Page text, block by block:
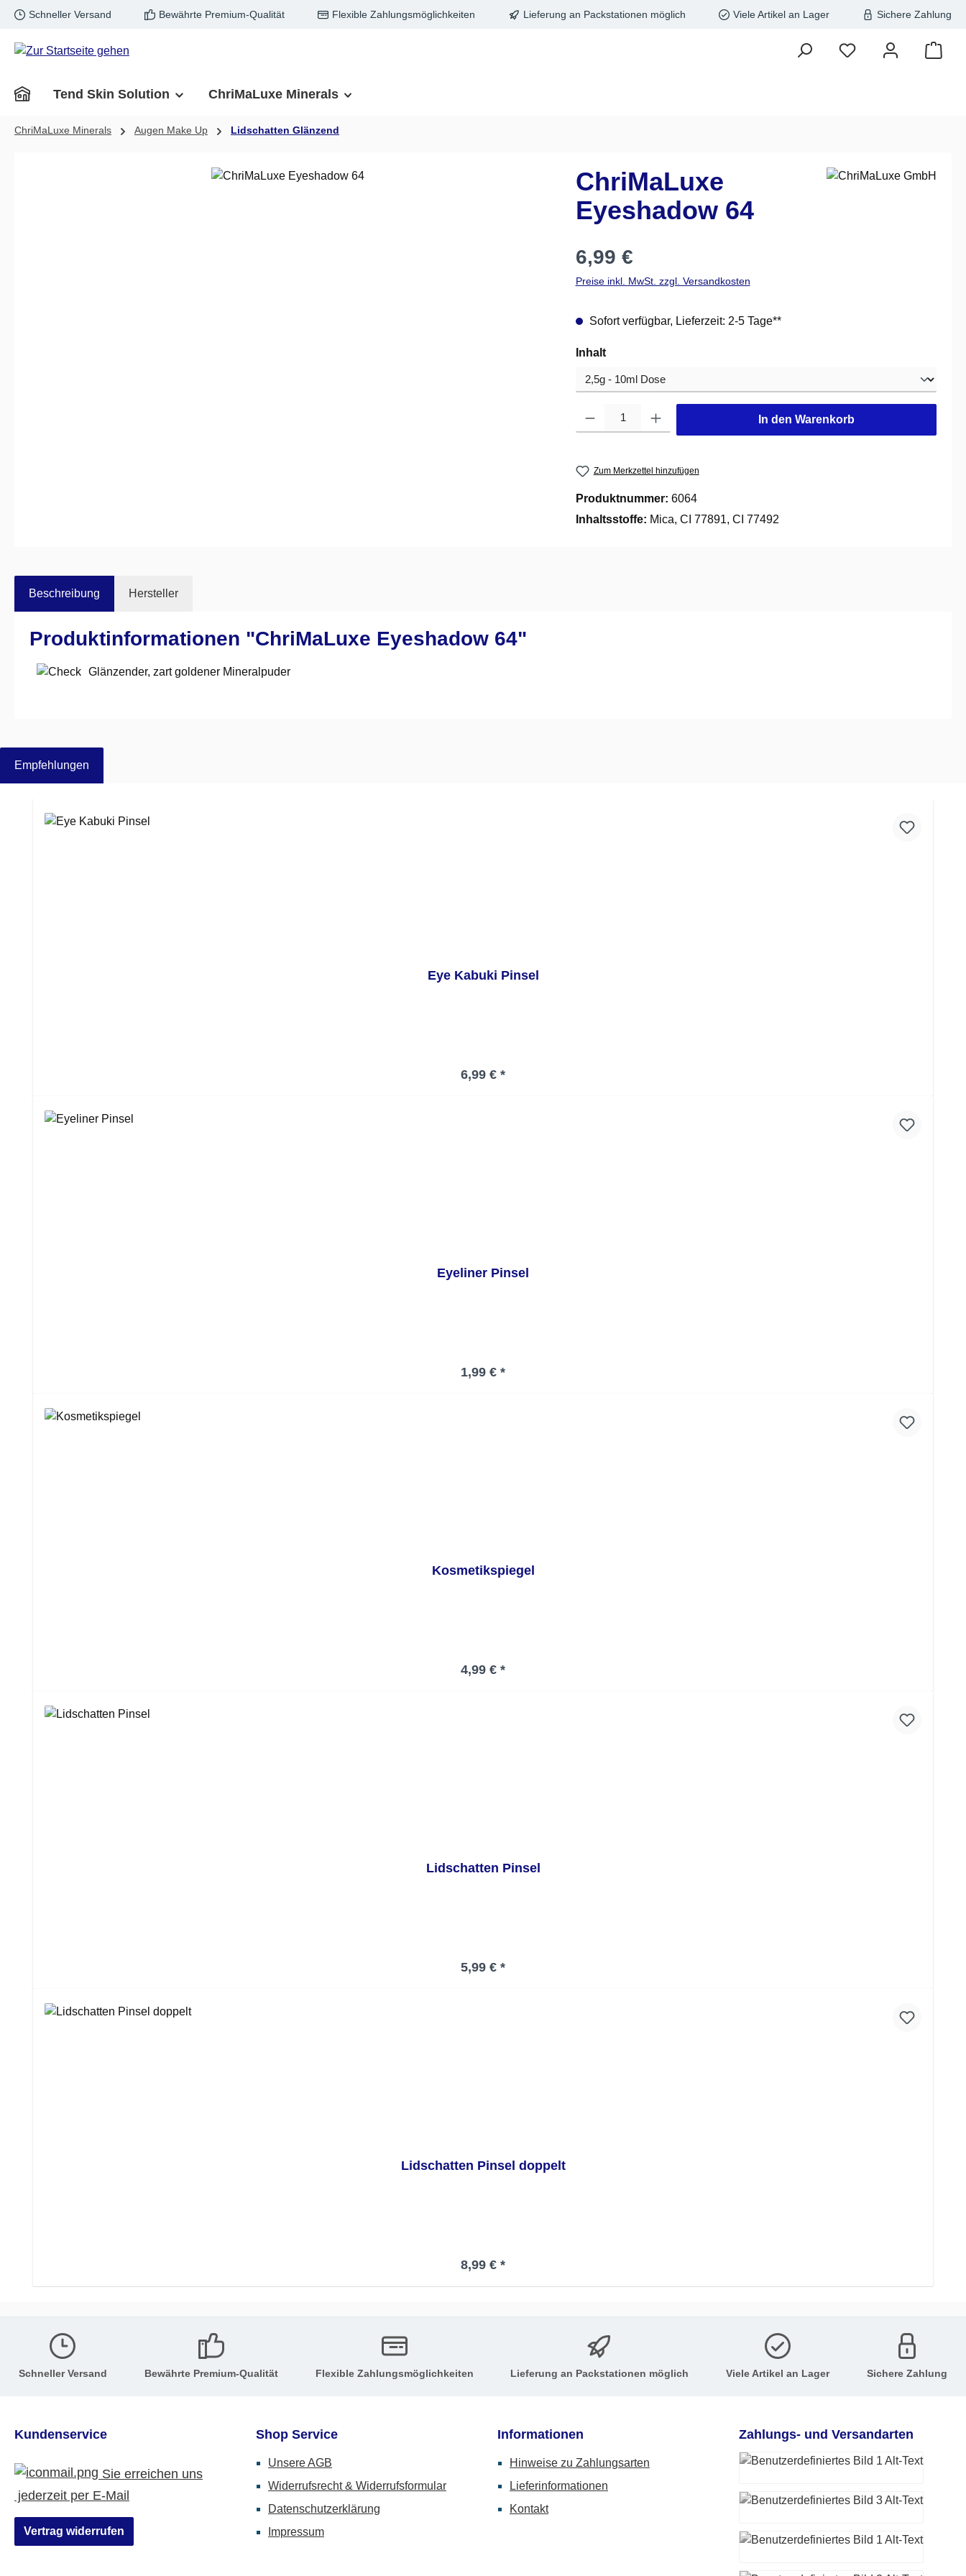
Hauptinhalt springen
Zur Suche springen
Zur Hauptnavigation springen
Schneller Versand Bewährte Premium-Qualität Flexible Zahlungsmöglichkeiten Lieferung an Packstationen möglich Viele Artikel an Lager Sichere Zahlung
Tend Skin Solution ChriMaLuxe Minerals
ChriMaLuxe Minerals Augen Make Up Lidschatten Glänzend
ChriMaLuxe
Eyeshadow 64
Regulärer Preis:
6,99 €
Preise inkl. MwSt. zzgl. Versandkosten
Sofort verfügbar, Lieferzeit: 2-5 Tage**
Inhaltauswählen
In den Warenkorb
Zum Merkzettel hinzufügen
Produktnummer: 6064
Inhaltsstoffe: Mica, CI 77891, CI 77492
Beschreibung Hersteller
Produktinformationen "ChriMaLuxe Eyeshadow 64"
Glänzender, zart goldener Mineralpuder
Empfehlungen
Eye Kabuki Pinsel
Regulärer Preis:
6,99 € *
Eyeliner Pinsel
Regulärer Preis:
1,99 € *
Kosmetikspiegel
Regulärer Preis:
4,99 € *
Lidschatten Pinsel
Regulärer Preis:
5,99 € *
Lidschatten Pinsel doppelt
Regulärer Preis:
8,99 € *
Schneller Versand Bewährte Premium-Qualität Flexible Zahlungsmöglichkeiten Lieferung an Packstationen möglich Viele Artikel an Lager Sichere Zahlung
Kundenservice
Sie erreichen uns
jederzeit per E-Mail
Vertrag widerrufen
Shop Service
Unsere AGB
Widerrufsrecht & Widerrufsformular
Datenschutzerklärung
Impressum
Informationen
Hinweise zu Zahlungsarten
Lieferinformationen
Kontakt
Zahlungs- und Versandarten
PayPal
Vorkasse (-Überweisung)
DHL Paketversand